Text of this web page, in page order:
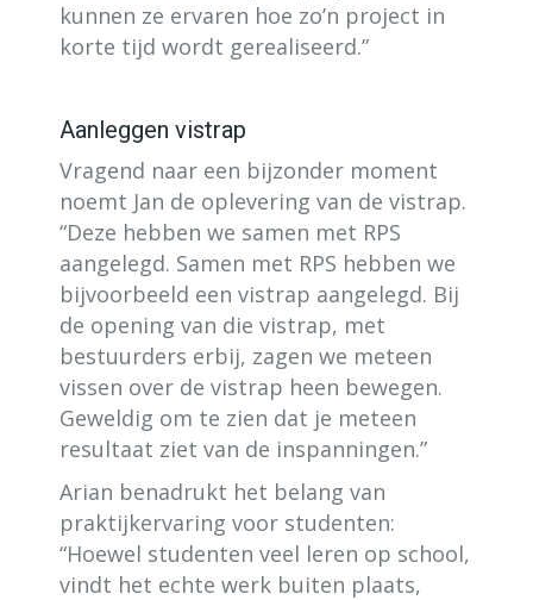
kunnen ze ervaren hoe zo’n project in
korte tijd wordt gerealiseerd.”
Aanleggen vistrap
Vragend naar een bijzonder moment
noemt Jan de oplevering van de vistrap.
“Deze hebben we samen met RPS
aangelegd. Samen met RPS hebben we
bijvoorbeeld een vistrap aangelegd. Bij
de opening van die vistrap, met
bestuurders erbij, zagen we meteen
vissen over de vistrap heen bewegen.
Geweldig om te zien dat je meteen
resultaat ziet van de inspanningen.”
Arian benadrukt het belang van
praktijkervaring voor studenten:
“Hoewel studenten veel leren op school,
vindt het echte werk buiten plaats,